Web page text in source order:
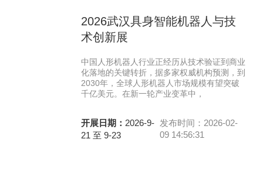
2026武汉具身智能机器人与技
术创新展
中国人形机器人行业正经历从技术验证到商业
化落地的关键转折，据多家权威机构预测，到
2030年，全球人形机器人市场规模有望突破
千亿美元。在新一轮产业变革中，
开展日期： 2026-9-
21 至 9-23
发布时间：2026-02-
09 14:56:31